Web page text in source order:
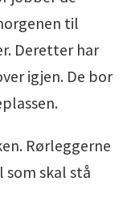
til
Deretter har
igjen. De bor
Rørleggerne
skal stå